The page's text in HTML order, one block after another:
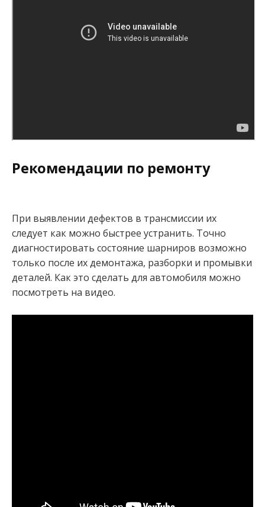
Рекомендации по ремонту
При выявлении дефектов в трансмиссии их
следует как можно быстрее устранить. Точно
диагностировать состояние шарниров возможно
только после их демонтажа, разборки и промывки
деталей. Как это сделать для автомобиля можно
посмотреть на видео.